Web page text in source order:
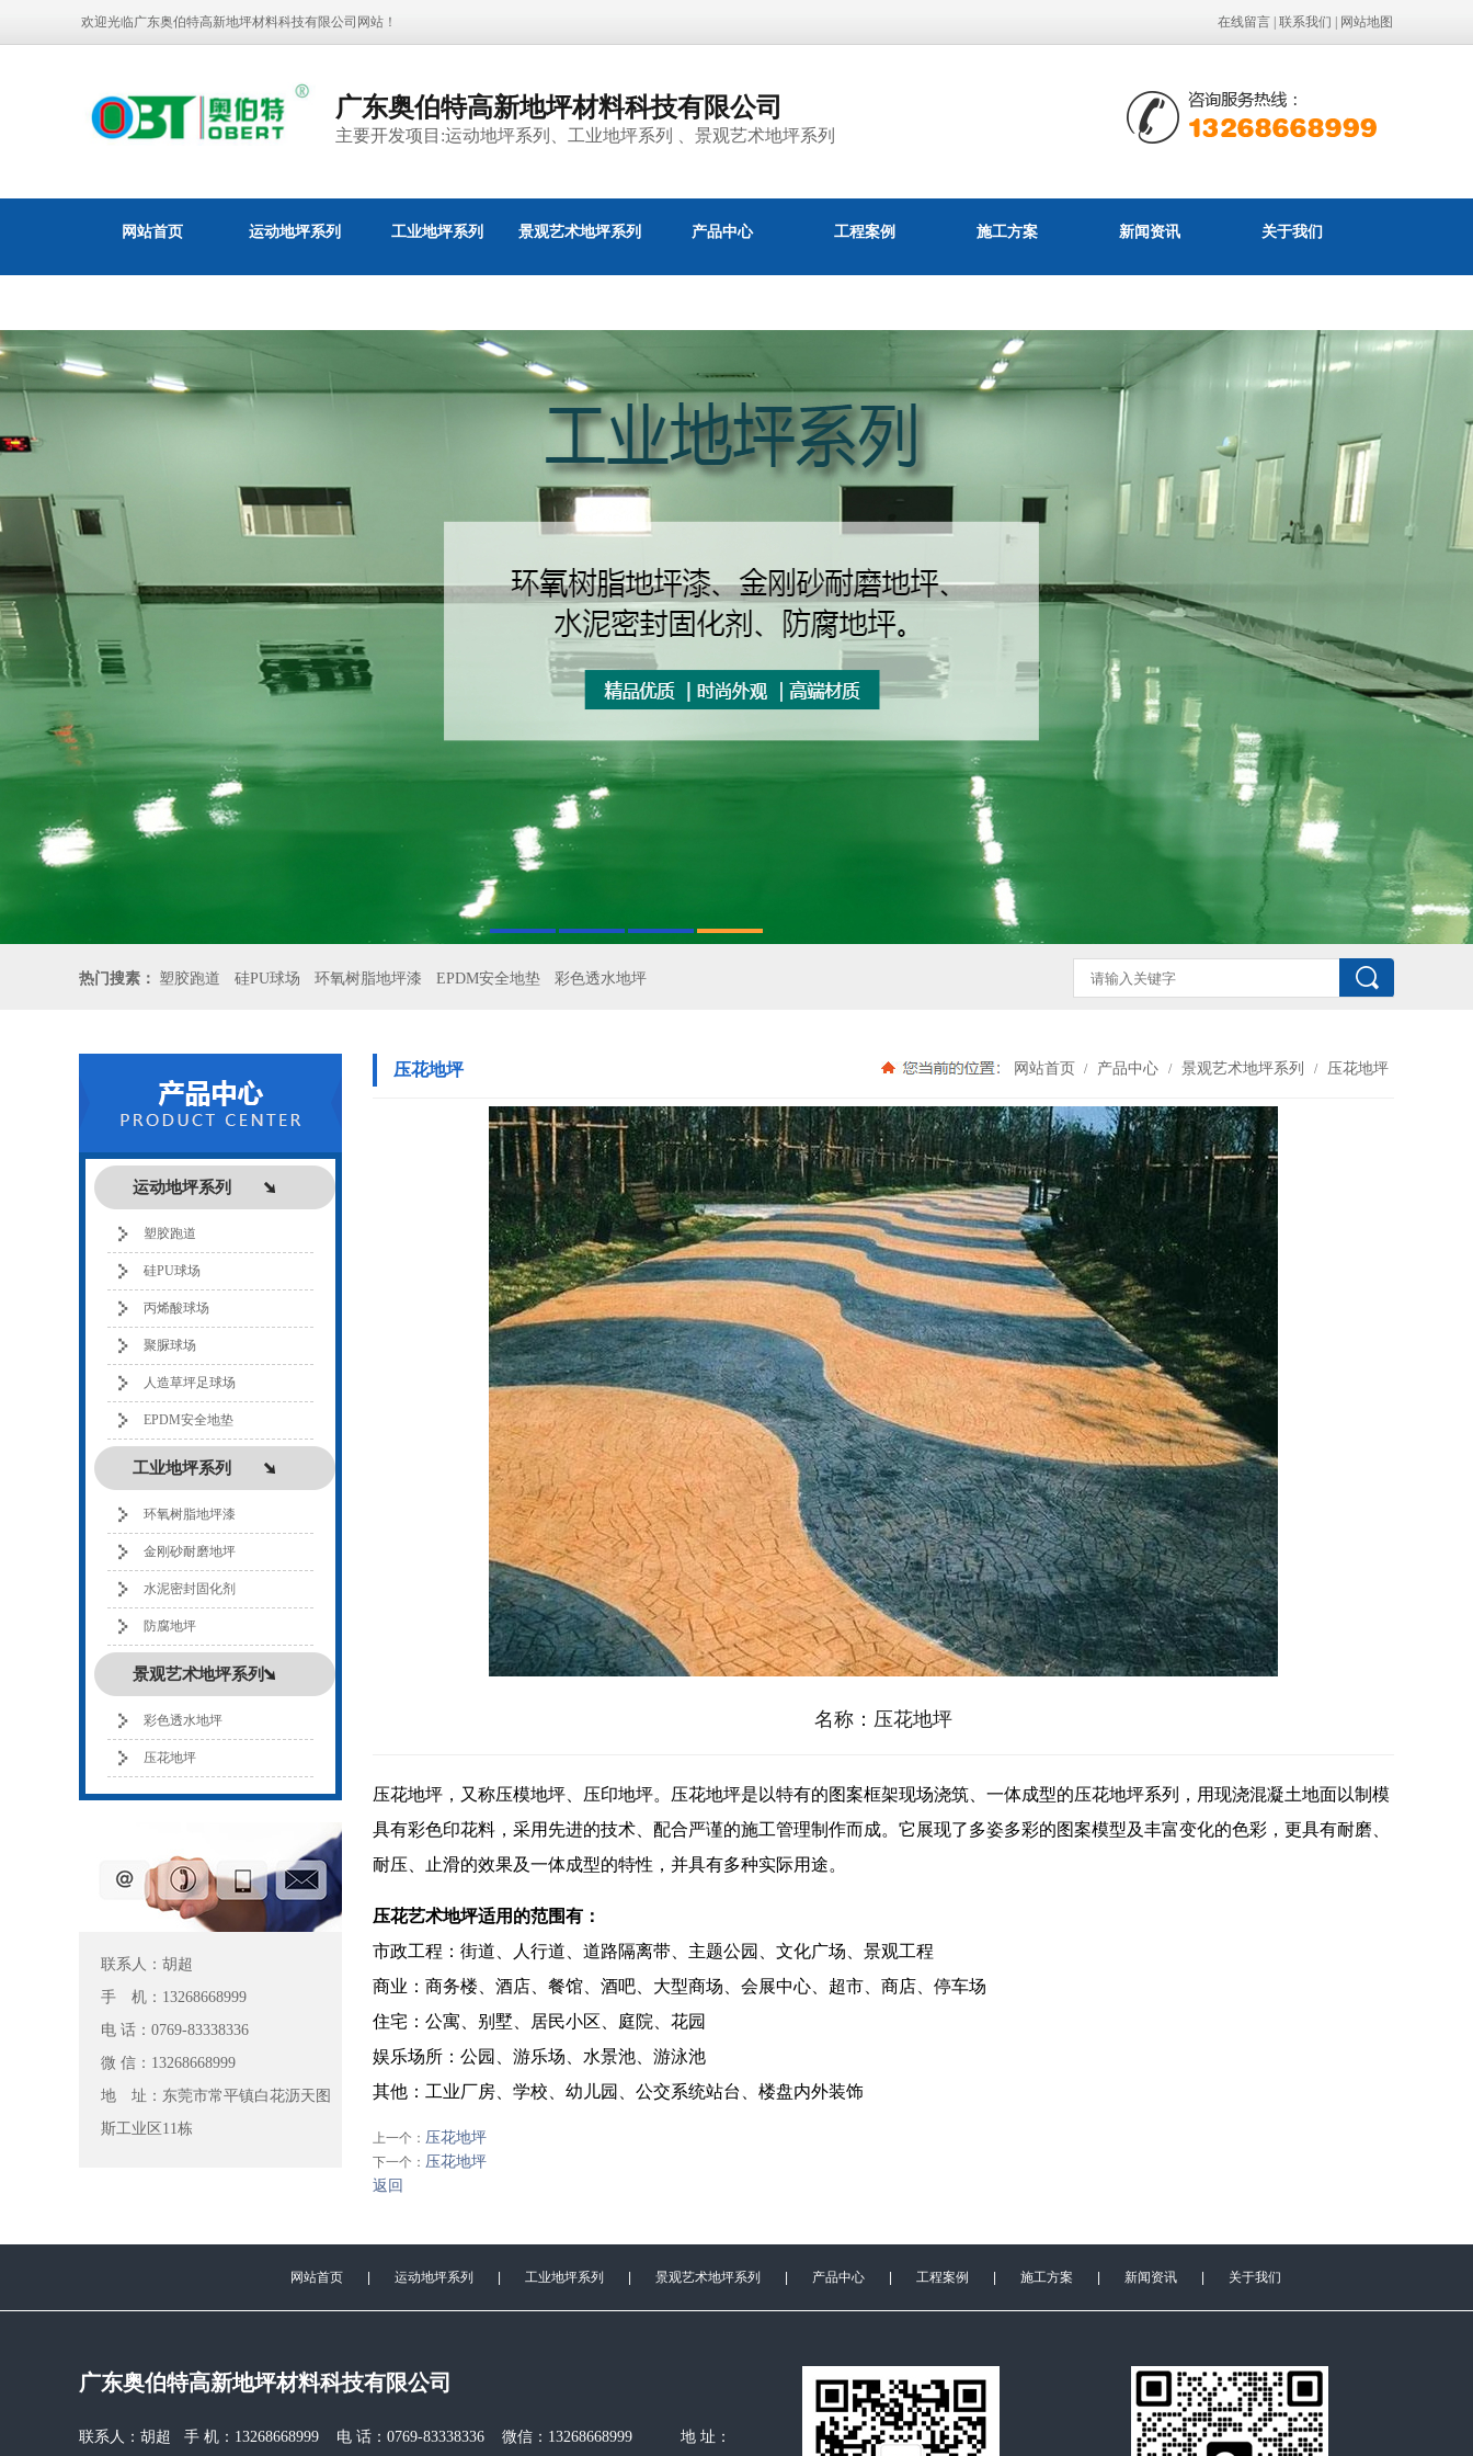
欢迎光临广东奥伯特高新地坪材料科技有限公司网站！ 在线留言| 联系我们 网站地图
广东奥伯特高新地坪材料科技有限公司
主要开发项目:运动地坪系列、工业地坪系列 、景观艺术地坪系列
网站首页 运动地坪系列 工业地坪系列 景观艺术地坪系列 产品中心 工程案例 施工方案 新闻资讯 关于我们
热门搜素： 塑胶跑道 硅PU球场 环氧树脂地坪漆 EPDM安全地垫 彩色透水地坪
运动地坪系列
塑胶跑道
硅PU球场
丙烯酸球场
聚脲球场
人造草坪足球场
EPDM安全地垫
工业地坪系列
环氧树脂地坪漆
金刚砂耐磨地坪
水泥密封固化剂
防腐地坪
景观艺术地坪系列
彩色透水地坪
压花地坪
联系人：胡超
手 机：13268668999
电 话：0769-83338336
微 信：13268668999
地 址：东莞市常平镇白花沥天图
斯工业区11栋
压花地坪 网站首页 / 产品中心 / 景观艺术地坪系列 / 压花地坪
名称： 压花地坪
压花地坪，又称压模地坪、压印地坪。压花地坪是以特有的图案框架现场浇筑、一体成型的压花地坪系列，用现浇混凝土地面以制模
具有彩色印花料，采用先进的技术、配合严谨的施工管理制作而成。它展现了多姿多彩的图案模型及丰富变化的色彩，更具有耐磨、
耐压、止滑的效果及一体成型的特性，并具有多种实际用途。
压花艺术地坪适用的范围有：
市政工程：街道、人行道、道路隔离带、主题公园、文化广场、景观工程
商业：商务楼、酒店、餐馆、酒吧、大型商场、会展中心、超市、商店、停车场
住宅：公寓、别墅、居民小区、庭院、花园
娱乐场所：公园、游乐场、水景池、游泳池
其他：工业厂房、学校、幼儿园、公交系统站台、楼盘内外装饰
上一个： 压花地坪
下一个： 压花地坪
返回
网站首页 运动地坪系列 工业地坪系列 景观艺术地坪系列 产品中心 工程案例 施工方案 新闻资讯 关于我们
广东奥伯特高新地坪材料科技有限公司
联系人：胡超 手 机：13268668999 电 话：0769-83338336 微信：13268668999 地 址：